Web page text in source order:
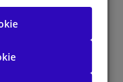
su
- garantiti